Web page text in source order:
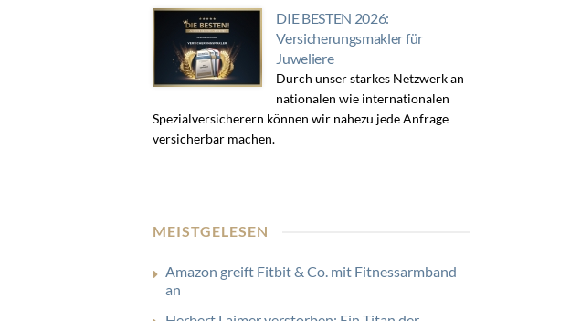
DIE BESTEN 2026:
Versicherungsmakler für
Juweliere
Durch unser starkes Netzwerk an
nationalen wie internationalen
Spezialversicherern können wir nahezu jede Anfrage
versicherbar machen.
MEISTGELESEN
Amazon greift Fitbit & Co. mit Fitnessarmband
an